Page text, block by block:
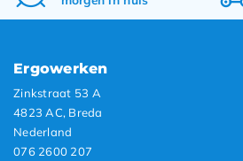
Ergowerken
Zinkstraat 53 A
4823 AC, Breda
Nederland
076 2600 207